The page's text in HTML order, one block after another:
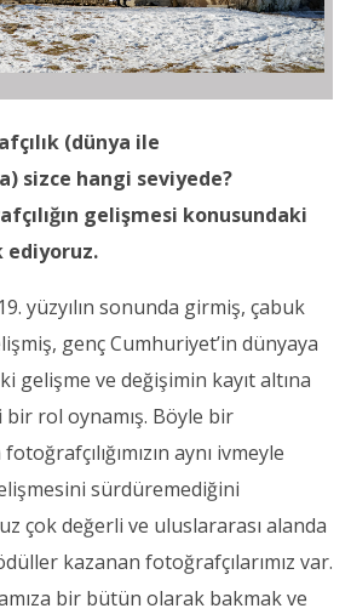
(dünya ile
sizce hangi seviyede?
gelişmesi konusundaki
yüzyılın sonunda girmiş, çabuk
genç Cumhuriyet’in dünyaya
gelişme ve değişimin kayıt altına
bir rol oynamış. Böyle bir
aynı ivmeyle
sürdüremediğini
çok değerli ve uluslararası alanda
kazanan fotoğrafçılarımız var.
bir bütün olarak bakmak ve